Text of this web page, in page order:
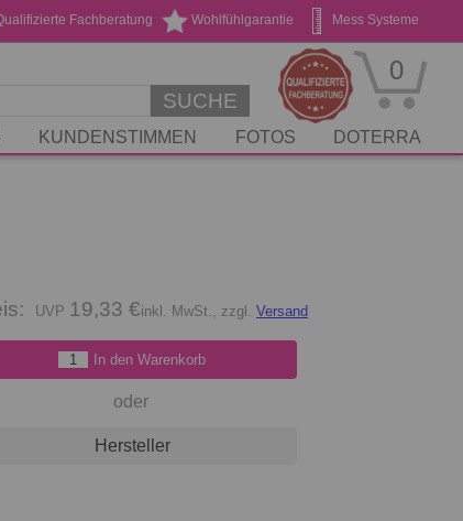
Mess Systeme
Wohlfühlgarantie
Fachberatung
Stickservice
Geschenk Gutscheine
SUCHE
0
KUNDENSTIMMEN FOTOS DOTERRA
19,33 €inkl. MwSt., zzgl. Versand
In den Warenkorb
oder
Hersteller